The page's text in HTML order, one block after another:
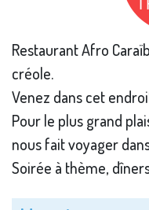
Restaurant Afro
créole.
Venez dans cet
Pour le plus grand
nous fait voyager
Soirée à thème,